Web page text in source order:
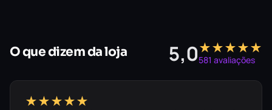
O que dizem da loja 5,0★★★★★
581 avaliações
★★★★★